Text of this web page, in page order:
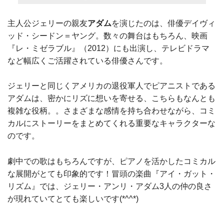
主人公ジェリーの親友アダムを演じたのは、俳優デイヴィ
ッド・シードン＝ヤング。数々の舞台はもちろん、映画
『レ・ミゼラブル』（2012）にも出演し、テレビドラマ
など幅広くご活躍されている俳優さんです。
ジェリーと同じくアメリカの退役軍人でピアニストである
アダムは、密かにリズに想いを寄せる、こちらもなんとも
複雑な役柄。。さまざまな感情を持ち合わせながら、コミ
カルにストーリーをまとめてくれる重要なキャラクターな
のです。
劇中での歌はもちろんですが、ピアノを活かしたコミカル
な展開がとても印象的です！冒頭の楽曲『アイ・ガット・
リズム』では、ジェリー・アンリ・アダム3人の仲の良さ
が現れていてとても楽しいです(*^^*)